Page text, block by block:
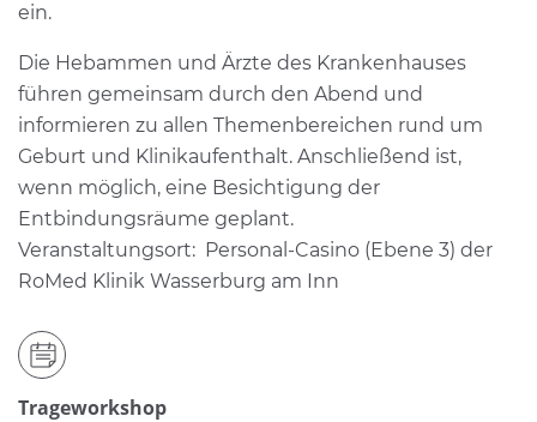
ein.
Die Hebammen und Ärzte des Krankenhauses
führen gemeinsam durch den Abend und
informieren zu allen Themenbereichen rund um
Geburt und Klinikaufenthalt. Anschließend ist,
wenn möglich, eine Besichtigung der
Entbindungsräume geplant.
Veranstaltungsort: Personal-Casino (Ebene 3) der
RoMed Klinik Wasserburg am Inn
Trageworkshop